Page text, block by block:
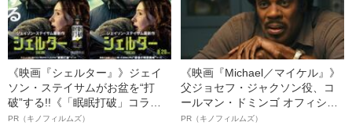
《映画『シェルター』》ジェイ
ソン・ステイサムがお盆を“打
破”する!!《「眠眠打破」コラ
ボ》
PR（キノフィルムズ）
《映画『Michael／マイケル』》
父ジョセフ・ジャクソン役、コ
ールマン・ドミンゴ オフィシャ
ルインタビュー“観客を魅了した
PR（キノフィルムズ）